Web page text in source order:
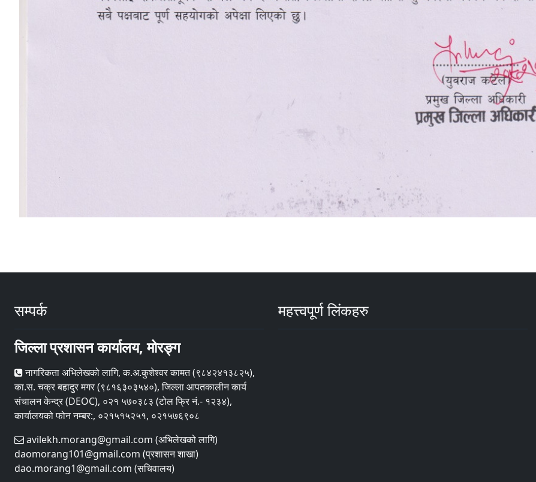
सम्पर्क
जिल्ला प्रशासन कार्यालय, मोरङ्ग
नागरिकता अभिलेखको लागि, क.अ.कुशेश्वर कामत (९८४२४१३८२५),
का.स. चक्र बहादुर मगर (९८१६३०३५४०), जिल्ला आपतकालीन कार्य
संचालन केन्द्र (DEOC), ०२१ ५७०३८३ (टोल फ्रि नं.- १२३४),
कार्यालयको फोन नम्बर:, ०२१५१५२५१, ०२१५७६९०८
avilekh.morang@gmail.com (अभिलेखको लागि)
daomorang101@gmail.com (प्रशासन शाखा)
dao.morang1@gmail.com (सचिवालय)
महत्त्वपूर्ण लिंकहरु